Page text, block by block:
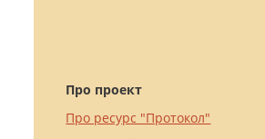
Про проект
Про ресурс "Протокол"